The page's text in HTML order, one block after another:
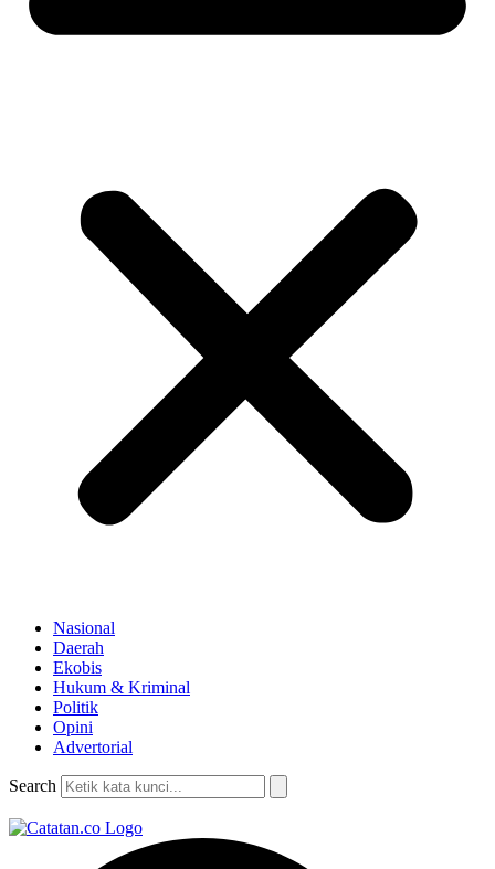
Nasional
Daerah
Ekobis
Hukum & Kriminal
Politik
Opini
Advertorial
Search